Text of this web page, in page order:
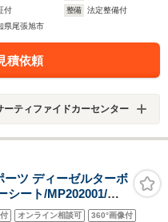
付 整備
法定整備付
県尾張旭市
積依頼
ティファイドカーセンター
ツ ディーゼルターボ
ート/MP202001/純
オンライン相談可 360°画像付